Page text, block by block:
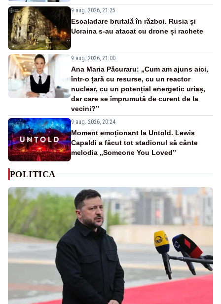
9 aug. 2026, 21:25
Escaladare brutală în război. Rusia și
Ucraina s-au atacat cu drone și rachete
9 aug. 2026, 21:00
Ana Maria Păcuraru: „Cum am ajuns aici,
într-o țară cu resurse, cu un reactor
nuclear, cu un potențial energetic uriaș,
dar care se împrumută de curent de la
vecini?”
9 aug. 2026, 20:24
Moment emoționant la Untold. Lewis
Capaldi a făcut tot stadionul să cânte
melodia „Someone You Loved”
POLITICA